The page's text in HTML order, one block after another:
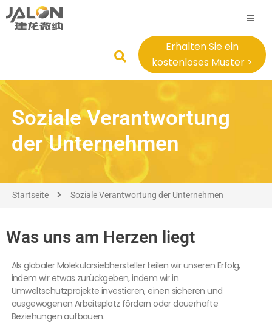
Erhalten Sie ein
kostenloses Muster >
Soziale Verantwortung
der Unternehmen
Startseite Soziale Verantwortung der Unternehmen
Was uns am Herzen liegt
Als globaler Molekularsiebhersteller teilen wir unseren Erfolg,
indem wir etwas zurückgeben, indem wir in
Umweltschutzprojekte investieren, einen sicheren und
ausgewogenen Arbeitsplatz fördern oder dauerhafte
Beziehungen aufbauen.